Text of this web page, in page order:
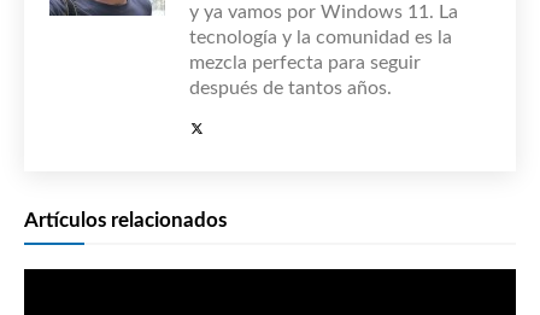
y ya vamos por Windows 11. La
tecnología y la comunidad es la
mezcla perfecta para seguir
después de tantos años.
Artículos relacionados